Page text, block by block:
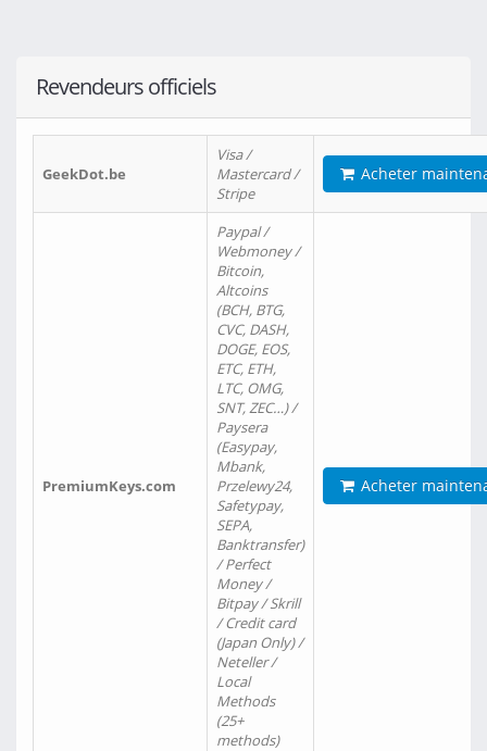
Revendeurs officiels
GeekDot.be
Visa /
Mastercard /
Stripe
Acheter
PremiumKeys.com
Paypal /
Webmoney /
Bitcoin,
Altcoins
(BCH, BTG,
CVC, DASH,
DOGE, EOS,
ETC, ETH,
LTC, OMG,
SNT, ZEC…) /
Paysera
(Easypay,
Mbank,
Przelewy24,
Safetypay,
SEPA,
Banktransfer)
/ Perfect
Money /
Bitpay / Skrill
/ Credit card
(Japan Only) /
Neteller /
Local
Methods
(25+
methods)
Acheter